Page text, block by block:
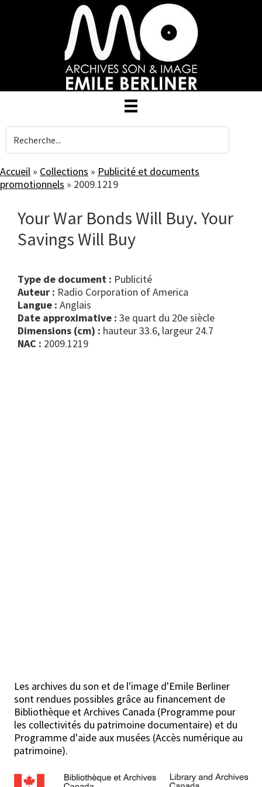
Accueil » Collections » Publicité et documents
promotionnels » 2009.1219
Your War Bonds Will Buy. Your
Savings Will Buy
Type de document :
publicité
Auteur : Radio Corporation of America
Langue : Anglais
Date approximative : 3e quart du 20e siècle
Dimensions (cm) : hauteur 33.6, largeur 24.7
NAC : 2009.1219
Les archives du son et de l'image d'Emile Berliner
sont rendues possibles grâce au financement de
Bibliothèque et Archives Canada (Programme pour
les collectivités du patrimoine documentaire) et du
Programme d'aide aux musées (Accès numérique au
patrimoine).